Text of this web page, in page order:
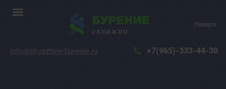
Наверх
info@skvazhiny-burenie.ru +7(965)-333-44-30